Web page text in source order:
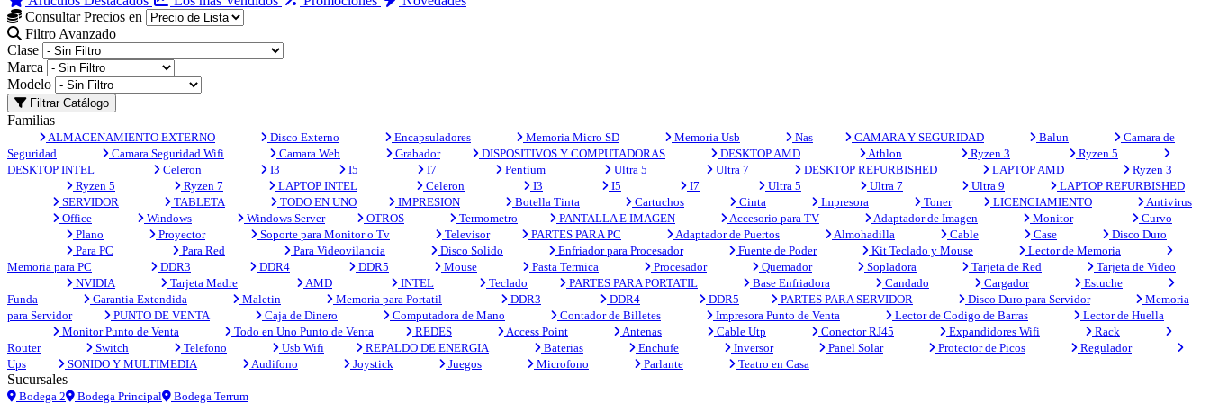
Consultar Precios en
Filtro Avanzado
Clase
Marca
Modelo
Filtrar Catálogo
Familias
ALMACENAMIENTO EXTERNO Disco Externo Encapsuladores Memoria Micro SD Memoria Usb Nas CAMARA Y SEGURIDAD Balun
Camara de
Seguridad
Camara Seguridad Wifi Camara Web Grabador DISPOSITIVOS Y COMPUTADORAS DESKTOP AMD Athlon Ryzen 3
Ryzen 5
DESKTOP INTEL
Celeron I3 I5 I7 Pentium Ultra 5 Ultra 7 DESKTOP REFURBISHED LAPTOP AMD
Ryzen 3
Ryzen 5
Ryzen 7 LAPTOP INTEL Celeron I3 I5 I7 Ultra 5 Ultra 7 Ultra 9
LAPTOP REFURBISHED
SERVIDOR
TABLETA TODO EN UNO IMPRESION Botella Tinta Cartuchos Cinta Impresora Toner LICENCIAMIENTO
Antivirus
Office
Windows Windows Server OTROS Termometro PANTALLA E IMAGEN Accesorio para TV Adaptador de Imagen Monitor
Curvo
Plano
Proyector Soporte para Monitor o Tv Televisor PARTES PARA PC Adaptador de Puertos Almohadilla Cable Case
Disco Duro
Para PC
Para Red Para Videovilancia Disco Solido Enfriador para Procesador Fuente de Poder Kit Teclado y Mouse
Lector de Memoria
Memoria para PC
DDR3 DDR4 DDR5 Mouse Pasta Termica Procesador Quemador Sopladora Tarjeta de Red
Tarjeta de Video
NVIDIA
Tarjeta Madre AMD INTEL Teclado PARTES PARA PORTATIL Base Enfriadora Candado Cargador
Estuche
Funda
Garantia Extendida Maletin Memoria para Portatil DDR3 DDR4 DDR5 PARTES PARA SERVIDOR Disco Duro para Servidor
Memoria
para Servidor
PUNTO DE VENTA Caja de Dinero Computadora de Mano Contador de Billetes Impresora Punto de Venta Lector de Codigo de Barras
Lector de Huella
Monitor Punto de Venta
Todo en Uno Punto de Venta REDES Access Point Antenas Cable Utp Conector RJ45 Expandidores Wifi
Rack
Router
Switch Telefono Usb Wifi REPALDO DE ENERGIA Baterias Enchufe Inversor Panel Solar Protector de Picos
Regulador
Ups
SONIDO Y MULTIMEDIA Audifono Joystick Juegos Microfono Parlante Teatro en Casa
Sucursales
Bodega 2 Bodega Principal Bodega Terrum